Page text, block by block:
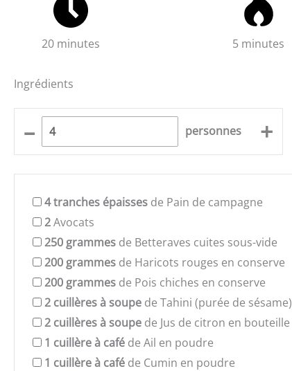
20 minutes 5 minutes
Ingrédients
– personnes +
4tranches épaisses de Pain de campagne
2Avocats
250 grammes de Betteraves cuites sous-vide
200 grammes de Haricots rouges en conserve
200 grammes de Pois chiches en conserve
2 cuillères à soupe de Tahini (purée de sésame)
2 cuillères à soupe de Jus de citron en bouteille
1 cuillère à café de Ail en poudre
1 cuillère à café de Cumin en poudre